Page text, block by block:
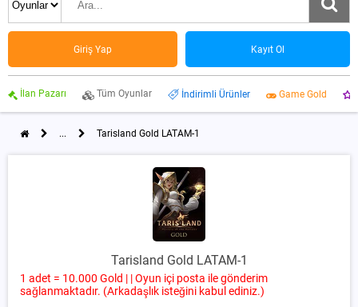
Giriş Yap Kayıt Ol
İlan Pazarı Tüm Oyunlar İndirimli Ürünler Game Gold
... Tarisland Gold LATAM-1
Tarisland Gold LATAM-1
1 adet = 10.000 Gold | | Oyun içi posta ile gönderim
sağlanmaktadır. (Arkadaşlık isteğini kabul ediniz.)